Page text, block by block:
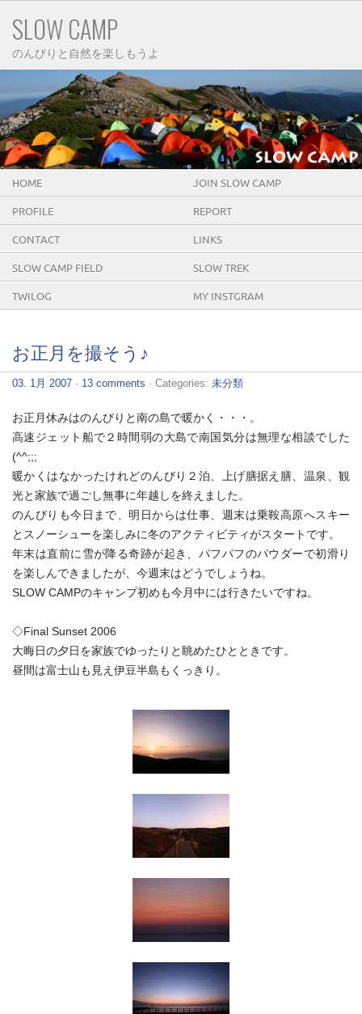
SLOW CAMP
のんびりと自然を楽しもうよ
HOME JOIN SLOW CAMP
PROFILE REPORT
CONTACT LINKS
SLOW CAMP FIELD SLOW TREK
TWILOG MY INSTGRAM
お正月を撮そう♪
03. 1月 2007 · 13 comments · Categories: 未分類
お正月休みはのんびりと南の島で暖かく・・・。
高速ジェット船で２時間弱の大島で南国気分は無理な相談でした
(^^;;;
暖かくはなかったけれどのんびり２泊、上げ膳据え膳、温泉、観
光と家族で過ごし無事に年越しを終えました。
のんびりも今日まで、明日からは仕事、週末は乗鞍高原へスキー
とスノーシューを楽しみに冬のアクティビティがスタートです。
年末は直前に雪が降る奇跡が起き、パフパフのパウダーで初滑り
を楽しんできましたが、今週末はどうでしょうね。
SLOW CAMPのキャンプ初めも今月中には行きたいですね。
◇Final Sunset 2006
大晦日の夕日を家族でゆったりと眺めたひとときです。
昼間は富士山も見え伊豆半島もくっきり。